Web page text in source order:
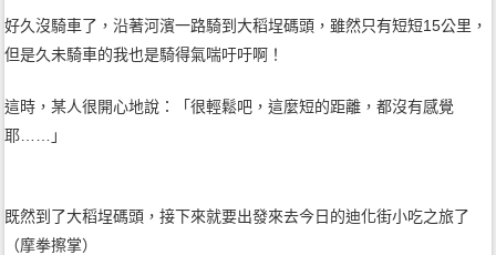
好久沒騎車了，沿著河濱一路騎到大稻埕碼頭，雖然只有短短15公里，
但是久未騎車的我也是騎得氣喘吁吁啊！
這時，某人很開心地說：「很輕鬆吧，這麼短的距離，都沒有感覺
耶……」
既然到了大稻埕碼頭，接下來就要出發來去今日的迪化街小吃之旅了
（摩拳擦掌）